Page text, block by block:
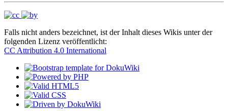
Falls nicht anders bezeichnet, ist der Inhalt dieses Wikis unter der
folgenden Lizenz veröffentlicht:
CC Attribution 4.0 International